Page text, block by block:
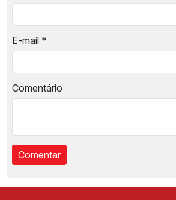
E-mail *
Comentário